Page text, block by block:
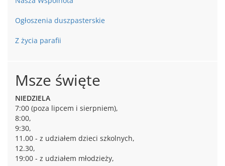
Ogłoszenia duszpasterskie
Z życia parafii
Msze święte
NIEDZIELA
7:00 (poza lipcem i sierpniem),
8:00,
9:30,
11.00 - z udziałem dzieci szkolnych,
12.30,
19:00 - z udziałem młodzieży,